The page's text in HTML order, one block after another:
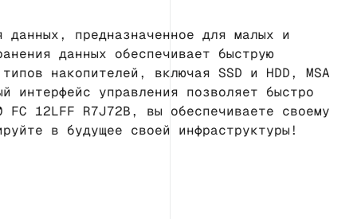
данных, предназначенное для малых и
данных обеспечивает быструю
накопителей, включая SSD и HDD, MSA
интерфейс управления позволяет быстро
12LFF R7J72B, вы обеспечиваете своему
в будущее своей инфраструктуры!